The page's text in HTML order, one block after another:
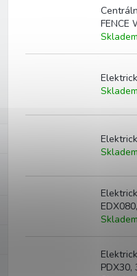
d
ů
FENCE
Skladem
Skladem
Skladem
Skladem
PDX30,